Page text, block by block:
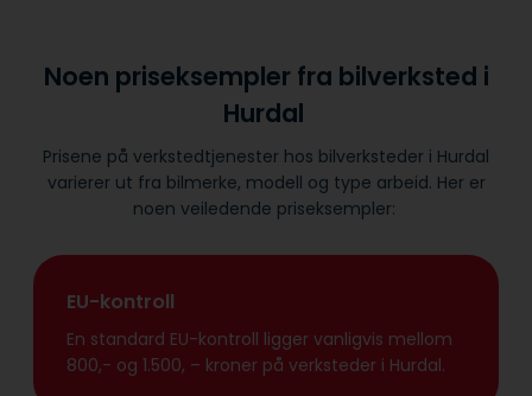
Noen priseksempler fra bilverksted i
Hurdal
Prisene på verkstedtjenester hos bilverksteder i Hurdal
varierer ut fra bilmerke, modell og type arbeid. Her er
noen veiledende priseksempler:
EU-kontroll
En standard EU-kontroll ligger vanligvis mellom
800,- og 1.500, – kroner på verksteder i Hurdal.